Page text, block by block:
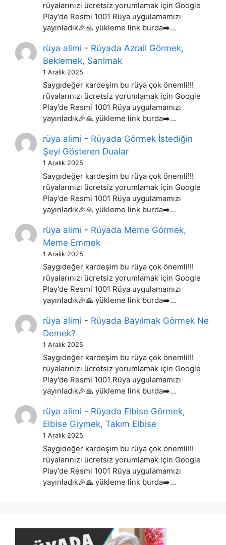
rüyalarınızı ücretsiz yorumlamak için Google
Play'de Resmi 1001 Rüya uygulamamızı
yayınladık🎉🙏 yükleme link burda➡️…
rüya alimi - Rüyada Azrail Görmek,
Beklemek, Sarılmak
1 Aralık 2025
Saygıdeğer kardeşim bu rüya çok önemli!!!
rüyalarınızı ücretsiz yorumlamak için Google
Play'de Resmi 1001 Rüya uygulamamızı
yayınladık🎉🙏 yükleme link burda➡️…
rüya alimi - Rüyada Görmek İstediğin
Şeyi Gösteren Dualar
1 Aralık 2025
Saygıdeğer kardeşim bu rüya çok önemli!!!
rüyalarınızı ücretsiz yorumlamak için Google
Play'de Resmi 1001 Rüya uygulamamızı
yayınladık🎉🙏 yükleme link burda➡️…
rüya alimi - Rüyada Meme Görmek,
Meme Emmek
1 Aralık 2025
Saygıdeğer kardeşim bu rüya çok önemli!!!
rüyalarınızı ücretsiz yorumlamak için Google
Play'de Resmi 1001 Rüya uygulamamızı
yayınladık🎉🙏 yükleme link burda➡️…
rüya alimi - Rüyada Bayılmak Görmek Ne
Demek?
1 Aralık 2025
Saygıdeğer kardeşim bu rüya çok önemli!!!
rüyalarınızı ücretsiz yorumlamak için Google
Play'de Resmi 1001 Rüya uygulamamızı
yayınladık🎉🙏 yükleme link burda➡️…
rüya alimi - Rüyada Elbise Görmek,
Elbise Giymek, Takım Elbise
1 Aralık 2025
Saygıdeğer kardeşim bu rüya çok önemli!!!
rüyalarınızı ücretsiz yorumlamak için Google
Play'de Resmi 1001 Rüya uygulamamızı
yayınladık🎉🙏 yükleme link burda➡️…